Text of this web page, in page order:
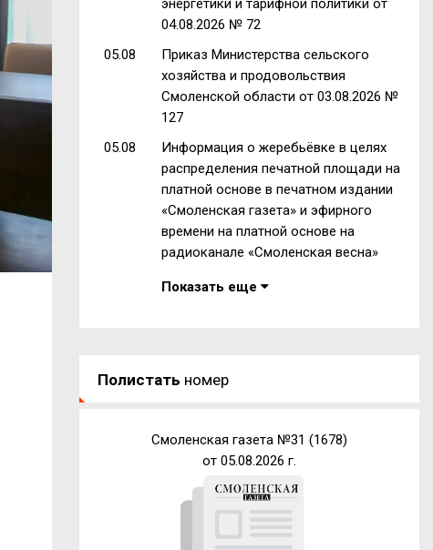
энергетики и тарифной политики от
04.08.2026 № 72
05.08
Приказ Министерства сельского
хозяйства и продовольствия
Смоленской области от 03.08.2026 №
127
05.08
Информация о жеребьёвке в целях
распределения печатной площади на
платной основе в печатном издании
«Смоленская газета» и эфирного
времени на платной основе на
радиоканале «Смоленская весна»
Показать еще
Полистать номер
Смоленская газета №31 (1678)
от 05.08.2026 г.